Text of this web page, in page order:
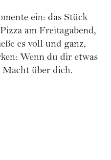
ein: das Stück
am Freitagabend,
es voll und ganz,
Wenn du dir etwas
Macht über dich.